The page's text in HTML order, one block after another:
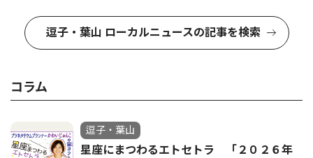
逗子・葉山 ローカルニュースの記事を検索
コラム
逗子・葉山
星座にまつわるエトセトラ 「２０２６年